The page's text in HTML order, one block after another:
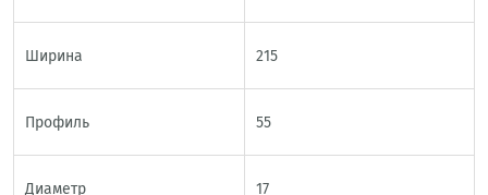
Ширина 215
Профиль 55
Диаметр 17